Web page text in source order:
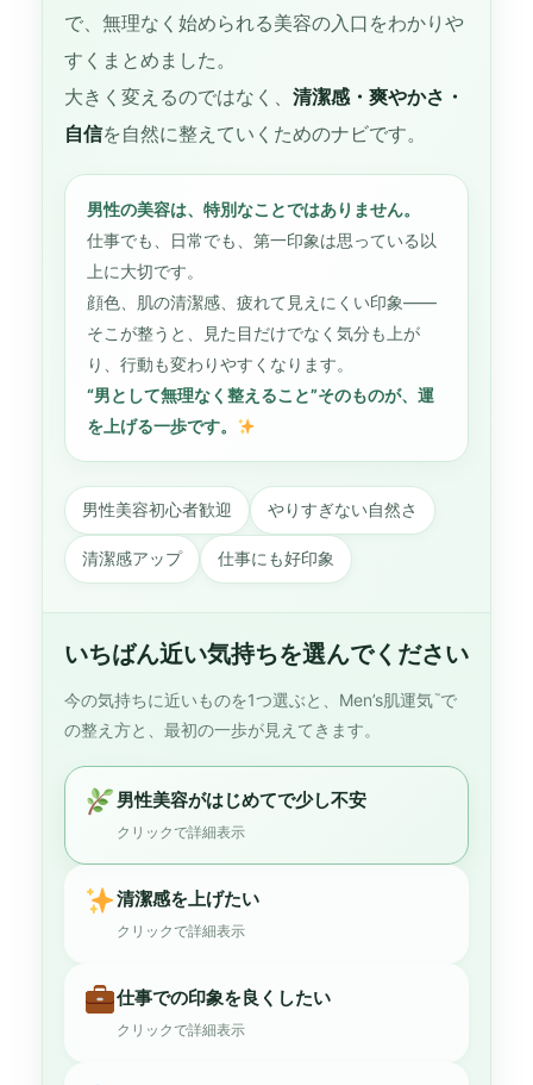
で、無理なく始められる美容の入口をわかりや
すくまとめました。
大きく変えるのではなく、 清潔感・爽やかさ・
自信を自然に整えていくためのナビです。
男性の美容は、特別なことではありません。
仕事でも、日常でも、第一印象は思っている以
上に大切です。
顔色、肌の清潔感、疲れて見えにくい印象――
そこが整うと、見た目だけでなく気分も上が
り、行動も変わりやすくなります。
“男として無理なく整えること”そのものが、運
を上げる一歩です。
男性美容初心者歓迎 やりすぎない自然さ
清潔感アップ 仕事にも好印象
いちばん近い気持ちを選んでください
今の気持ちに近いものを1つ選ぶと、Men’s肌運気™で
の整え方と、最初の一歩が見えてきます。
男性美容がはじめてで少し不安
クリックで詳細表示
清潔感を上げたい
クリックで詳細表示
仕事での印象を良くしたい
クリックで詳細表示